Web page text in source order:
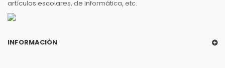
artículos escolares, de informática, etc.
INFORMACIÓN